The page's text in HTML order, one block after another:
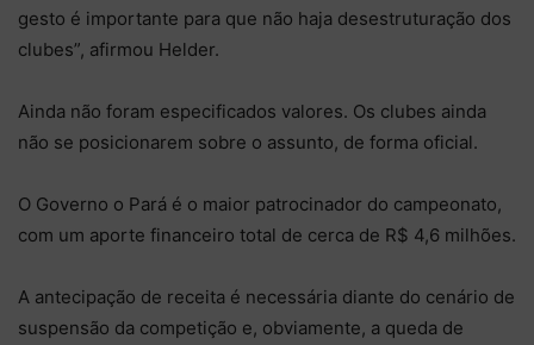
gesto é importante para que não haja desestruturação dos
clubes”, afirmou Helder.
Ainda não foram especificados valores. Os clubes ainda
não se posicionarem sobre o assunto, de forma oficial.
O Governo o Pará é o maior patrocinador do campeonato,
com um aporte financeiro total de cerca de R$ 4,6 milhões.
A antecipação de receita é necessária diante do cenário de
suspensão da competição e, obviamente, a queda de